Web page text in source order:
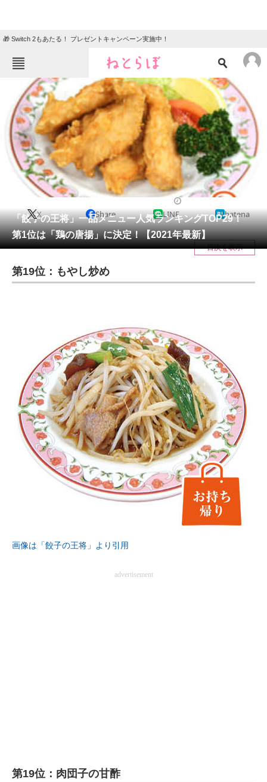
🎁 Switch 2もあたる！ プレゼントキャンペーン実施中！
ねとらぼメニュー
TOP ニュース
エンタメ クイズ
グルメ 地域
住まい 教育・育児
リサーチ
会員記事
メディア
注目記事を集めた総合ページ
進化するPCとデバイスの未来
好きが集まる 比べて選べる
ビジネスと働き方のヒント
AI活用のいまが分かる
企業ITのトレンドを詳説
経営リーダーのコミュニティ
マーケ×ITの今がよく分かる
企業向けIT製品の総合サイト
IT製品の技術・比較・事例
「餃子の王将」一品メニュー人気ランキングTOP29！
第1位は「鶏の唐揚」に決定！【2021年最新】
X Share LINE hatena
目次を表示
第19位：もやし炒め
画像は「餃子の王将」より引用
advertisement
第19位：肉団子の甘酢